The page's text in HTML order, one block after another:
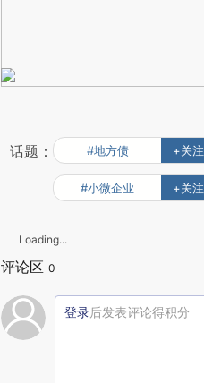
话题： #地方债 +关注
#小微企业 +关注
Loading...
评论区 0
登录后发表评论得积分